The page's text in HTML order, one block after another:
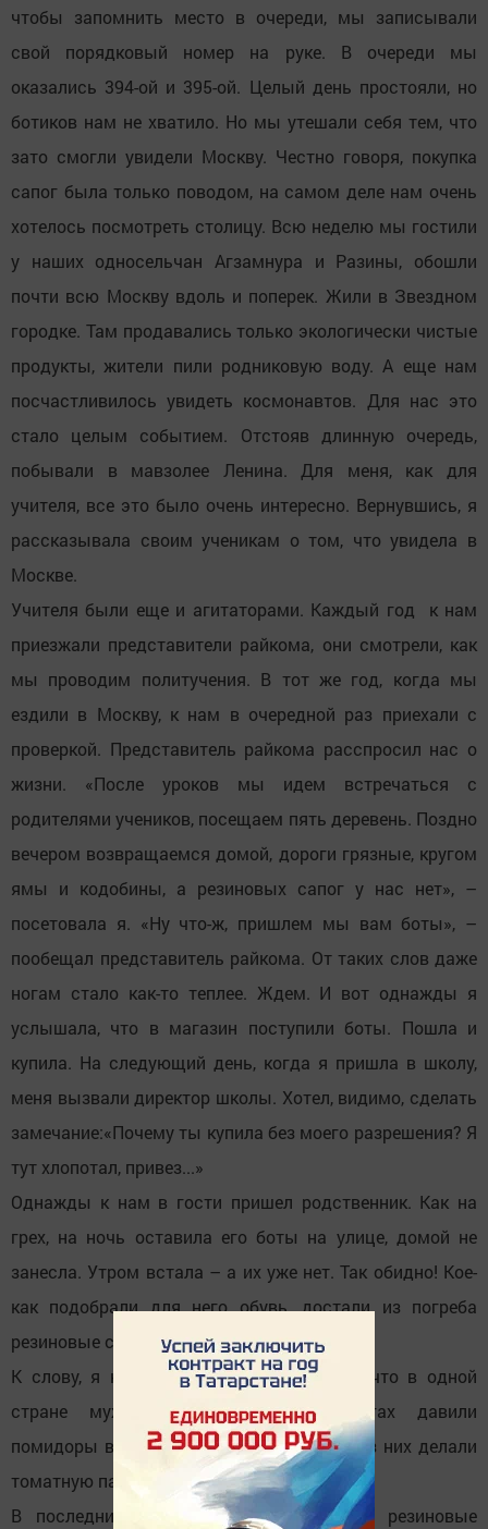
чтобы запомнить место в очереди, мы записывали
свой порядковый номер на руке. В очереди мы
оказались 394-ой и 395-ой. Целый день простояли, но
ботиков нам не хватило. Но мы утешали себя тем, что
зато смогли увидели Москву. Честно говоря, покупка
сапог была только поводом, на самом деле нам очень
хотелось посмотреть столицу. Всю неделю мы гостили
у наших односельчан Агзамнура и Разины, обошли
почти всю Москву вдоль и поперек. Жили в Звездном
городке. Там продавались только экологически чистые
продукты, жители пили родниковую воду. А еще нам
посчастливилось увидеть космонавтов. Для нас это
стало целым событием. Отстояв длинную очередь,
побывали в мавзолее Ленина. Для меня, как для
учителя, все это было очень интересно. Вернувшись, я
рассказывала своим ученикам о том, что увидела в
Москве.
Учителя были еще и агитаторами. Каждый год к нам
приезжали представители райкома, они смотрели, как
мы проводим политучения. В тот же год, когда мы
ездили в Москву, к нам в очередной раз приехали с
проверкой. Представитель райкома расспросил нас о
жизни. «После уроков мы идем встречаться с
родителями учеников, посещаем пять деревень. Поздно
вечером возвращаемся домой, дороги грязные, кругом
ямы и кодобины, а резиновых сапог у нас нет», –
посетовала я. «Ну что-ж, пришлем мы вам боты», –
пообещал представитель райкома. От таких слов даже
ногам стало как-то теплее. Ждем. И вот однажды я
услышала, что в магазин поступили боты. Пошла и
купила. На следующий день, когда я пришла в школу,
меня вызвали директор школы. Хотел, видимо, сделать
замечание:«Почему ты купила без моего разрешения? Я
тут хлопотал, привез...»
Однажды к нам в гости пришел родственник. Как на
грех, на ночь оставила его боты на улице, домой не
занесла. Утром встала – а их уже нет. Так обидно! Кое-
как подобрали для него обувь, достали из погреба
резиновые сапоги моего мужа.
К слову, я как-то видела по телевизору, что в одной
стране мужчины в резиновых сапогах давили
помидоры в больших емкостях – потом из них делали
томатную пасту.
В последние годы выпускают цветные резиновые